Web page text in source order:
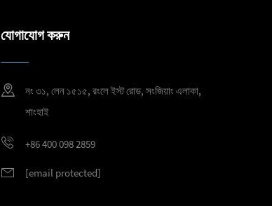
যোগাযোগ করুন
নং ৩১, লেন ১৫১৫, রংলে ইস্ট রোড, সংজিয়াং এলাকা,
শাংহাই
+86 400 098 2859
[email protected]